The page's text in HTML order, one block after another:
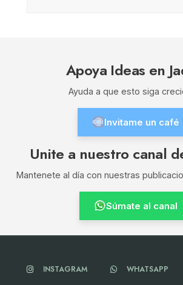
Apoya Ideas en
Ayuda a que esto siga
Invitame un café
Unite a nuestro canal
Mantenete al día con nuestras
Súmate al canal
INSTAGRAM WHATSAPP